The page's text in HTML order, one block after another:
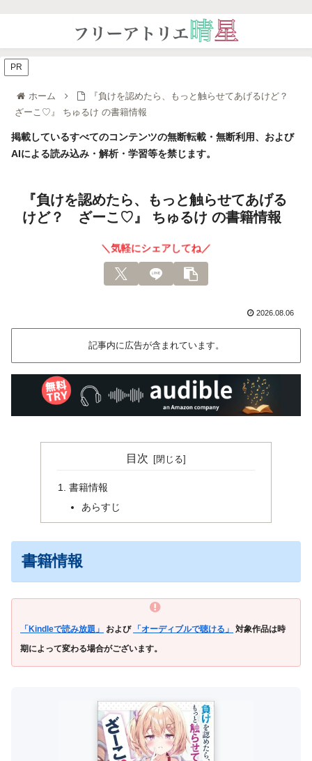
ホーム
『負けを認めたら、もっと触らせてあげるけど？
ざーこ♡』 ちゅるけ の書籍情報
掲載しているすべてのコンテンツの無断転載・無断利用、および
AIによる読み込み・解析・学習等を禁じます。
『負けを認めたら、もっと触らせてあげる
けど？ ざーこ♡』 ちゅるけ の書籍情報
＼気軽にシェアしてね／
2026.08.06
記事内に広告が含まれています。
PR
目次
書籍情報
あらすじ
書籍情報
「Kindleで読み放題」 および 「オーディブルで聴ける」
対象作品は時
期によって変わる場合がございます。